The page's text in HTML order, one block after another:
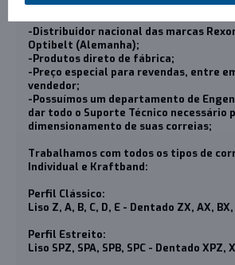
-Qualquer dúvida sobre o produto,
-Distribuidor nacional das marcas
Optibelt (Alemanha);
-Produtos direto de fábrica;
-Preço especial para revendas, entre
vendedor;
-Possuímos um departamento de
dar todo o Suporte Técnico necessário
dimensionamento de suas correias;
Trabalhamos com todos os tipos de
Individual e Kraftband:
Perfil Clássico:
Liso Z, A, B, C, D, E - Dentado ZX, AX, BX,
Perfil Estreito:
Liso SPZ, SPA, SPB, SPC - Dentado XPZ,